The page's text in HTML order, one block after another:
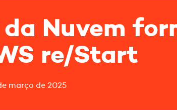
da Nuvem
re/Start
março de 2025